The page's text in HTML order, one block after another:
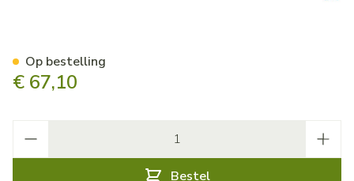
€ 67,10
Bestel
Op bestelling